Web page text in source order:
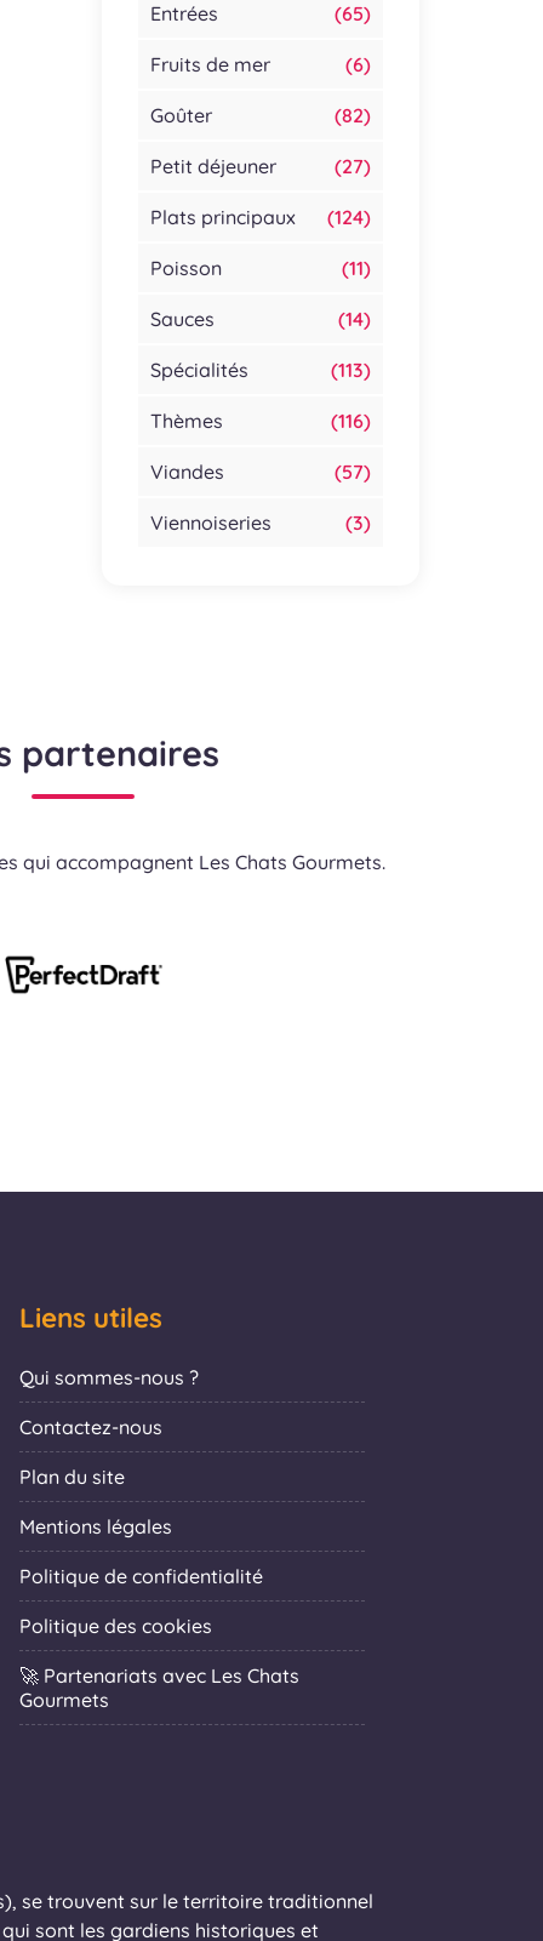
Entrées (65)
Fruits de mer (6)
Goûter (82)
Petit déjeuner (27)
Plats principaux (124)
Poisson (11)
Sauces (14)
Spécialités (113)
Thèmes (116)
Viandes (57)
Viennoiseries (3)
partenaires
qui accompagnent Les Chats Gourmets.
Liens utiles
Qui sommes-nous ?
Contactez-nous
Plan du site
Mentions légales
Politique de confidentialité
Politique des cookies
🚀 Partenariats avec Les Chats
Gourmets
se trouvent sur le territoire traditionnel
sont les gardiens historiques et